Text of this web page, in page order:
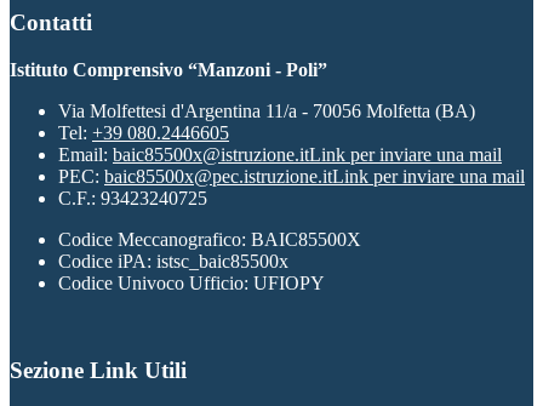
Contatti
Istituto Comprensivo “Manzoni - Poli”
Via Molfettesi d'Argentina 11/a - 70056 Molfetta (BA)
Tel: +39 080.2446605
Email: baic85500x@istruzione.itLink per inviare una mail
PEC: baic85500x@pec.istruzione.itLink per inviare una mail
C.F.: 93423240725
Codice Meccanografico: BAIC85500X
Codice iPA: istsc_baic85500x
Codice Univoco Ufficio: UFIOPY
Sezione Link Utili